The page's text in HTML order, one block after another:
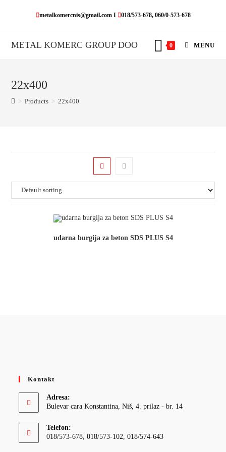
metalkomercnis@gmail.com I 018/573-678, 060/0-573-678
METAL KOMERC GROUP DOO 0 MENU
22x400
> Products > 22x400
udarna burgija za beton SDS PLUS S4
Kontakt
Adresa:
Bulevar cara Konstantina, Niš, 4. prilaz - br. 14
Telefon:
018/573-678, 018/573-102, 018/574-643